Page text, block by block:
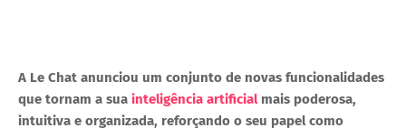
A Le Chat anunciou um conjunto de novas funcionalidades
que tornam a sua inteligência artificialmais poderosa,
intuitiva e organizada, reforçando o seu papel como